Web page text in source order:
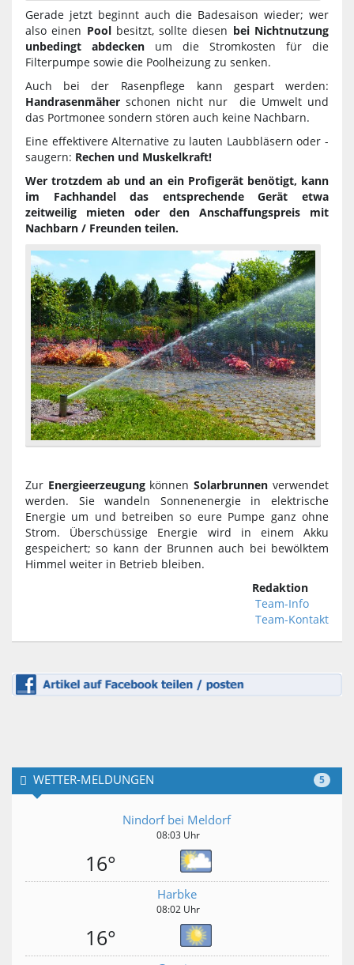
Gerade jetzt beginnt auch die Badesaison wieder; wer
also einen Pool besitzt, sollte diesen bei Nichtnutzung
unbedingt abdecken um die Stromkosten für die
Filterpumpe sowie die Poolheizung zu senken.
Auch bei der Rasenpflege kann gespart werden:
Handrasenmäher schonen nicht nur die Umwelt und
das Portmonee sondern stören auch keine Nachbarn.
Eine effektivere Alternative zu lauten Laubbläsern oder -
saugern: Rechen und Muskelkraft!
Wer trotzdem ab und an ein Profigerät benötigt, kann
im Fachhandel das entsprechende Gerät etwa
zeitweilig mieten oder den Anschaffungspreis mit
Nachbarn / Freunden teilen.
Zur Energieerzeugungkönnen Solarbrunnen verwendet
werden. Sie wandeln Sonnenenergie in elektrische
Energie um und betreiben so eure Pumpe ganz ohne
Strom. Überschüssige Energie wird in einem Akku
gespeichert; so kann der Brunnen auch bei bewölktem
Himmel weiter in Betrieb bleiben.
Redaktion
Team-Info
Team-Kontakt
5
WETTER-MELDUNGEN
Nindorf bei Meldorf
08:03 Uhr
16°
Harbke
08:02 Uhr
16°